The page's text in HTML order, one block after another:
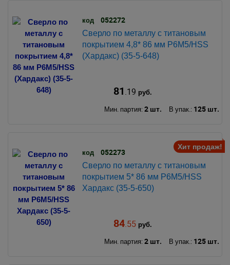
код 052272
Сверло по металлу с титановым
покрытием 4,8* 86 мм Р6М5/HSS
(Хардакс) (35-5-648)
81.19 руб.
Мин. партия: 2 шт. В упак.: 125 шт.
Хит продаж!
код 052273
Сверло по металлу с титановым
покрытием 5* 86 мм Р6М5/HSS
Хардакс (35-5-650)
84.55руб.
Мин. партия: 2 шт. В упак.: 125 шт.